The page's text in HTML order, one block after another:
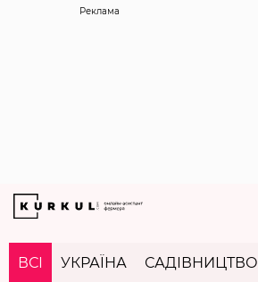
Реклама
ВСІ УКРАЇНА САДІВНИЦТВО